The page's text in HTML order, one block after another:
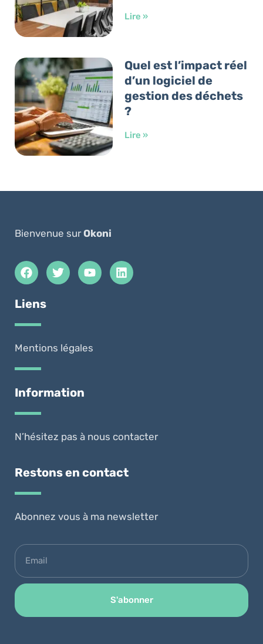
Lire »
Quel est l’impact réel
d’un logiciel de
gestion des déchets
?
Lire »
Bienvenue surOkoni
Liens
Mentions légales
Information
N’hésitez pas à nous contacter
Restons en contact
Abonnez vous à ma newsletter
S'abonner